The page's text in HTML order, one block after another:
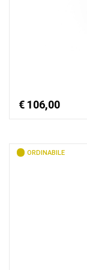
€ 106,00
ORDINABILE